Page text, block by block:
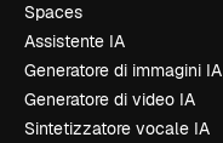
Spaces
Assistente IA
Generatore di immagini IA
Generatore di video IA
Sintetizzatore vocale IA